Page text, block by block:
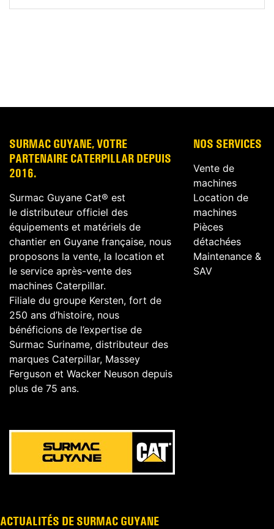
SURMAC GUYANE, VOTRE
PARTENAIRE CATERPILLAR DEPUIS
2016.
Surmac Guyane Cat® est
le distributeur officiel des
équipements et matériels de
chantier en Guyane française, nous
proposons la vente, la location et
le service après-vente des
machines Caterpillar.
Filiale du groupe Kersten, fort de
250 ans d’histoire, nous
bénéficions de l’expertise de
Surmac Suriname, distributeur des
marques Caterpillar, Massey
Ferguson et Wacker Neuson depuis
plus de 75 ans.
NOS SERVICES
Vente de
machines
Location de
machines
Pièces
détachées
Maintenance &
SAV
ACTUALITÉS DE SURMAC GUYANE